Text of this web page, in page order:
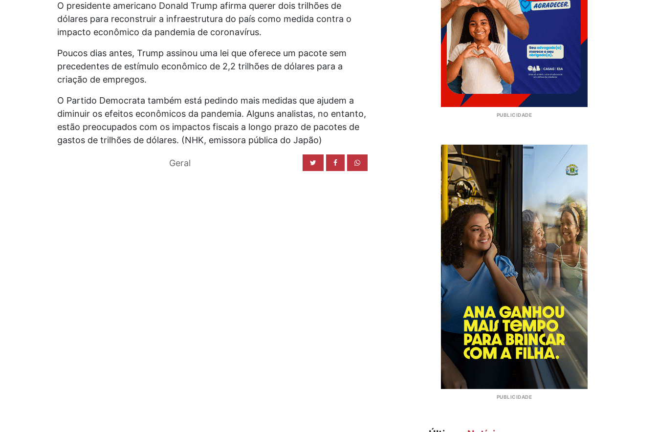
O presidente americano Donald Trump afirma querer dois trilhões de
dólares para reconstruir a infraestrutura do país como medida contra o
impacto econômico da pandemia de coronavírus.
Poucos dias antes, Trump assinou uma lei que oferece um pacote sem
precedentes de estímulo econômico de 2,2 trilhões de dólares para a
criação de empregos.
O Partido Democrata também está pedindo mais medidas que ajudem a
diminuir os efeitos econômicos da pandemia. Alguns analistas, no entanto,
estão preocupados com os impactos fiscais a longo prazo de pacotes de
gastos de trilhões de dólares. (NHK, emissora pública do Japão)
Geral